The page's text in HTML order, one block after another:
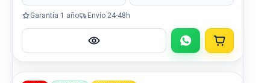
Garantía 1 año Envío 24-48h